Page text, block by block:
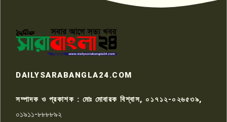
৭
কেটে ঘরে ঢুকে স্কুল শিক্ষিকাকে হত্যা
টয়লেটের ট্যাংকি থেকে লাশ উদ্ধার
রাজশাহীতে সন্ত্রাসী হামলায় গুরুতর
DAILYSARABANGLA24.COM
সম্পাদক ও প্রকাশক : মোঃ মোবারক বিশ্বাস, ০১৭১২-০২৬৫৩৯,
০১৯১১-৮৮৮৮৯২